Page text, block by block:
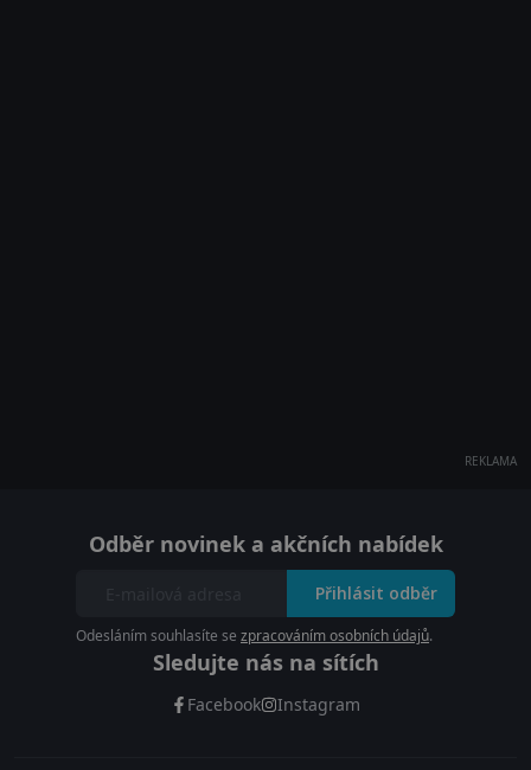
REKLAMA
Odběr novinek a akčních nabídek
Přihlásit odběr
Odesláním souhlasíte se zpracováním osobních údajů.
Sledujte nás na sítích
Facebook Instagram